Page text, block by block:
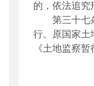
的，依法追究
第三十七
行。原国家土
《土地监察